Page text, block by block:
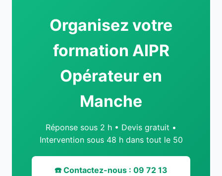
Organisez votre
formation AIPR
Opérateur en
Manche
Réponse sous 2 h • Devis gratuit •
Intervention sous 48 h dans tout le 50
☎️ Contactez-nous : 09 72 13